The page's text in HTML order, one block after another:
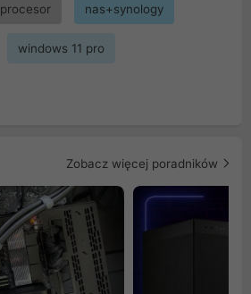
procesor nas+synology
windows 11 pro
Zobacz więcej poradników